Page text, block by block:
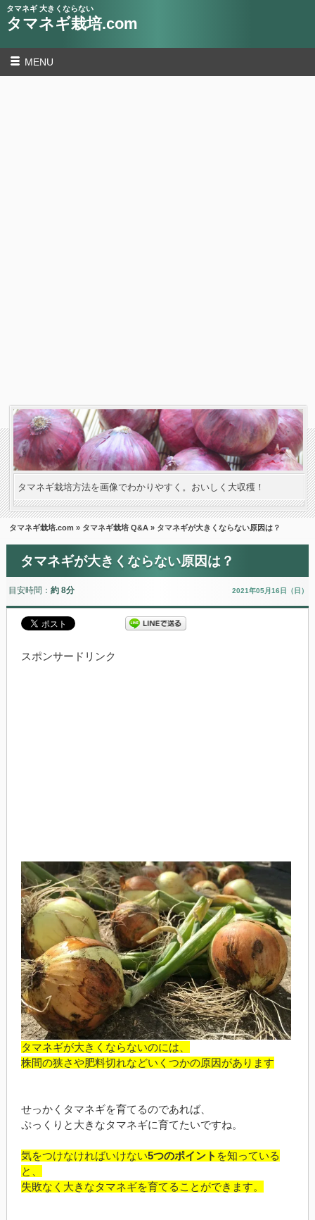
タマネギ 大きくならない
タマネギ栽培.com
MENU
タマネギ栽培方法を画像でわかりやすく。おいしく大収穫！
タマネギ栽培.com » タマネギ栽培 Q&A » タマネギが大きくならない原因は？
タマネギが大きくならない原因は？
目安時間： 約 8分 2021年05月16日（日）
スポンサードリンク
タマネギが大きくならないのには、
株間の狭さや肥料切れなどいくつかの原因があります
せっかくタマネギを育てるのであれば、
ぷっくりと大きなタマネギに育てたいですね。
気をつけなければいけない5つのポイント を知っている
と、
失敗なく大きなタマネギを育てることができます。